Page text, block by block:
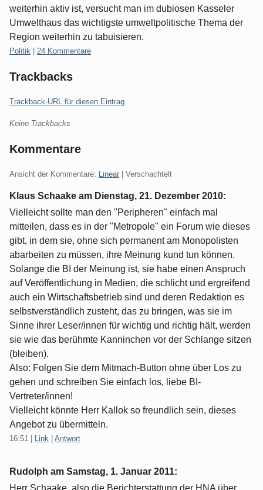
weiterhin aktiv ist, versucht man im dubiosen Kasseler
Umwelthaus das wichtigste umweltpolitische Thema der
Region weiterhin zu tabuisieren.
Kategorien:
Politik 24 Kommentare
Trackbacks
Trackback-URL für diesen Eintrag
Keine Trackbacks
Kommentare
Ansicht der Kommentare: Linear | Verschachtelt
Klaus Schaake am Dienstag, 21. Dezember 2010:
Vielleicht sollte man den "Peripheren" einfach mal
mitteilen, dass es in der "Metropole" ein Forum wie dieses
gibt, in dem sie, ohne sich permanent am Monopolisten
abarbeiten zu müssen, ihre Meinung kund tun können.
Solange die BI der Meinung ist, sie habe einen Anspruch
auf Veröffentlichung in Medien, die schlicht und ergreifend
auch ein Wirtschaftsbetrieb sind und deren Redaktion es
selbstverständlich zusteht, das zu bringen, was sie im
Sinne ihrer Leser/innen für wichtig und richtig hält, werden
sie wie das berühmte Kanninchen vor der Schlange sitzen
(bleiben).
Also: Folgen Sie dem Mitmach-Button ohne über Los zu
gehen und schreiben Sie einfach los, liebe BI-
Vertreter/innen!
Vielleicht könnte Herr Kallok so freundlich sein, dieses
Angebot zu übermitteln.
16:51 Link Antwort
Rudolph am Samstag, 1. Januar 2011:
Herr Schaake, also die Berichterstattung der HNA über